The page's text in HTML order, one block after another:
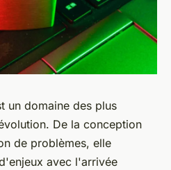
un domaine des plus
De la conception
de problèmes, elle
avec l'arrivée